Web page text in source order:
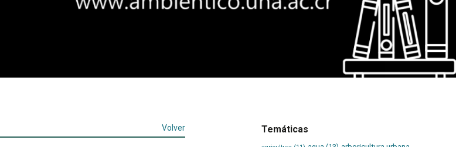
Volver Temáticas